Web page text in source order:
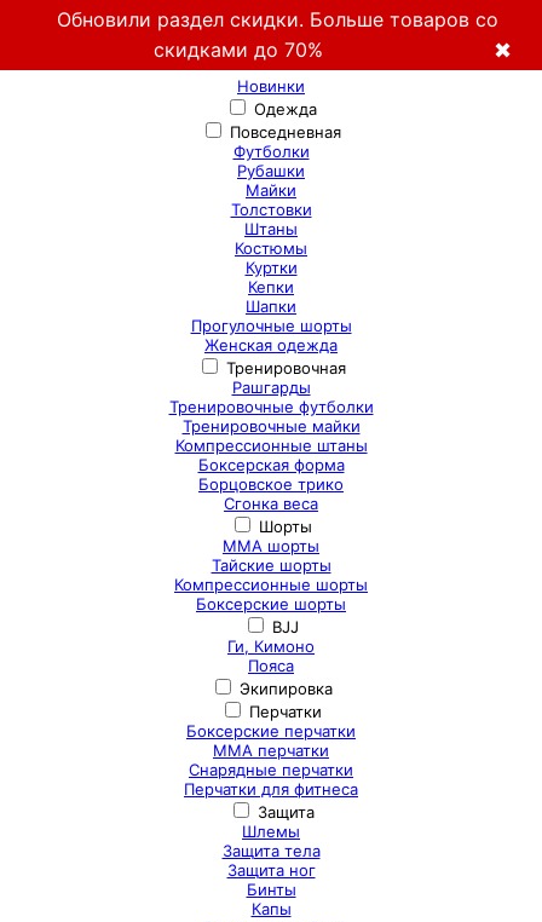
Обновили раздел скидки. Больше товаров со
скидками до 70%
✖
Новинки
Одежда
Повседневная
Футболки
Рубашки
Майки
Толстовки
Штаны
Костюмы
Куртки
Кепки
Шапки
Прогулочные шорты
Женская одежда
Тренировочная
Рашгарды
Тренировочные футболки
Тренировочные майки
Компрессионные штаны
Боксерская форма
Борцовское трико
Сгонка веса
Шорты
ММА шорты
Тайские шорты
Компрессионные шорты
Боксерские шорты
BJJ
Ги, Кимоно
Пояса
Экипировка
Перчатки
Боксерские перчатки
ММА перчатки
Снарядные перчатки
Перчатки для фитнеса
Защита
Шлемы
Защита тела
Защита ног
Бинты
Капы